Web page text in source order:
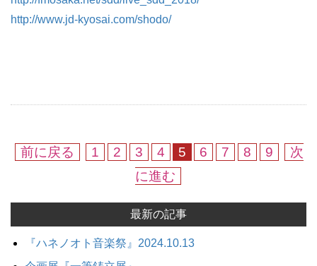
http://www.jd-kyosai.com/shodo/
前に戻る 1 2 3 4 5 6 7 8 9
次
に進む
最新の記事
『ハネノオト音楽祭』2024.10.13